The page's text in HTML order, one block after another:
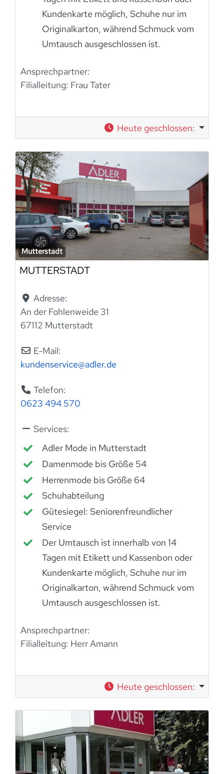
Kundenkarte möglich, Schuhe nur im
Originalkarton, während Schmuck vom
Umtausch ausgeschlossen ist.
Ansprechpartner:
Filialleitung: Frau Tater
Heute geschlossen:
Mutterstadt
MUTTERSTADT
Adresse:
An der Fohlenweide 31
67112 Mutterstadt
E-Mail:
kundenservice@adler.de
Telefon:
0623 494 570
Services:
Adler Mode in Mutterstadt
Damenmode bis Größe 54
Herrenmode bis Größe 64
Schuhabteilung
Gütesiegel: Seniorenfreundlicher
Service
Der Umtausch ist innerhalb von 14
Tagen mit Etikett und Kassenbon oder
Kundenkarte möglich, Schuhe nur im
Originalkarton, während Schmuck vom
Umtausch ausgeschlossen ist.
Ansprechpartner:
Filialleitung: Herr Amann
Heute geschlossen: